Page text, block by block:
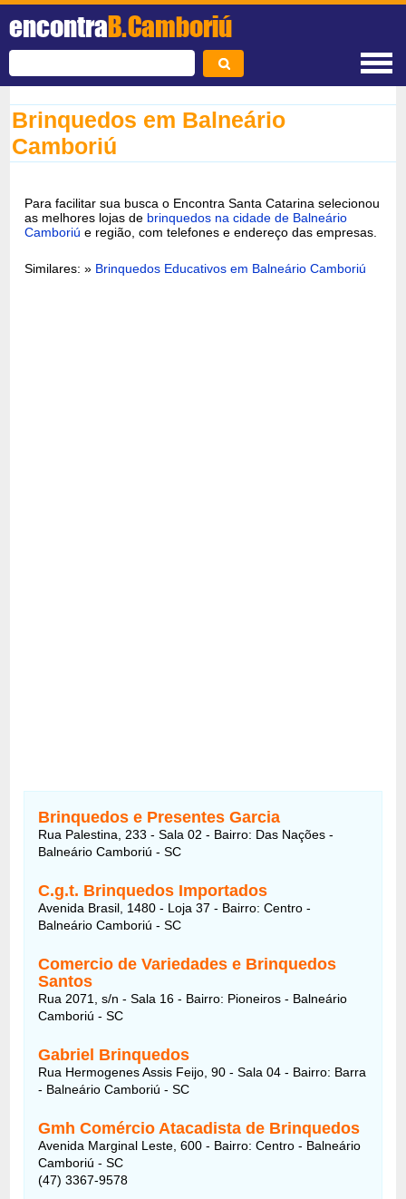
encontraB.Camboriú
Brinquedos em Balneário
Camboriú
Para facilitar sua busca o Encontra Santa Catarina selecionou
as melhores lojas de brinquedos na cidade de Balneário
Camboriú e região, com telefones e endereço das empresas.
Similares: » Brinquedos Educativos em Balneário Camboriú
Brinquedos e Presentes Garcia
Rua Palestina, 233 - Sala 02 - Bairro: Das Nações -
Balneário Camboriú - SC
C.g.t. Brinquedos Importados
Avenida Brasil, 1480 - Loja 37 - Bairro: Centro -
Balneário Camboriú - SC
Comercio de Variedades e Brinquedos
Santos
Rua 2071, s/n - Sala 16 - Bairro: Pioneiros - Balneário
Camboriú - SC
Gabriel Brinquedos
Rua Hermogenes Assis Feijo, 90 - Sala 04 - Bairro: Barra
- Balneário Camboriú - SC
Gmh Comércio Atacadista de Brinquedos
Avenida Marginal Leste, 600 - Bairro: Centro - Balneário
Camboriú - SC
(47) 3367-9578